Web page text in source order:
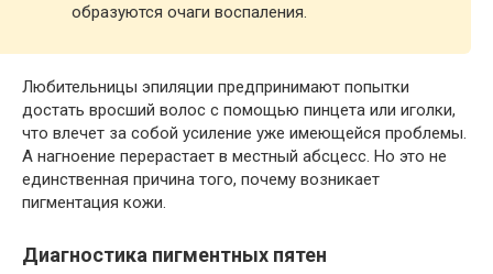
образуются очаги воспаления.
Любительницы эпиляции предпринимают попытки
достать вросший волос с помощью пинцета или иголки,
что влечет за собой усиление уже имеющейся проблемы.
А нагноение перерастает в местный абсцесс. Но это не
единственная причина того, почему возникает
пигментация кожи.
Диагностика пигментных пятен